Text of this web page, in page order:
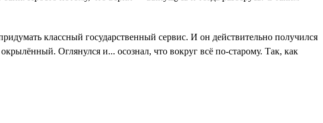
классный государственный сервис. И он действительно получился
Оглянулся и... осознал, что вокруг всё по-старому. Так, как